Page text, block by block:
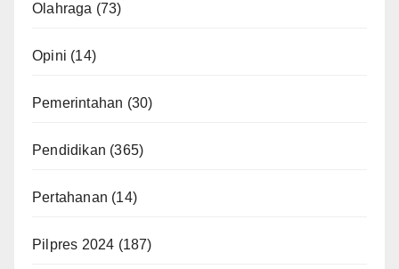
Olahraga (73)
Opini (14)
Pemerintahan (30)
Pendidikan (365)
Pertahanan (14)
Pilpres 2024 (187)